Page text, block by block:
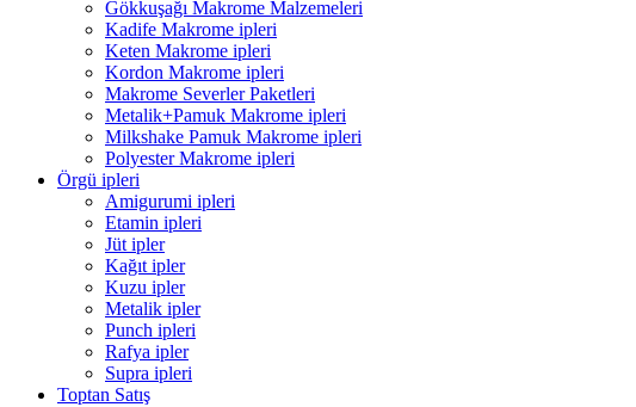
Gökkuşağı Makrome Malzemeleri
Kadife Makrome ipleri
Keten Makrome ipleri
Kordon Makrome ipleri
Makrome Severler Paketleri
Metalik+Pamuk Makrome ipleri
Milkshake Pamuk Makrome ipleri
Polyester Makrome ipleri
Örgü ipleri
Amigurumi ipleri
Etamin ipleri
Jüt ipler
Kağıt ipler
Kuzu ipler
Metalik ipler
Punch ipleri
Rafya ipler
Supra ipleri
Toptan Satış